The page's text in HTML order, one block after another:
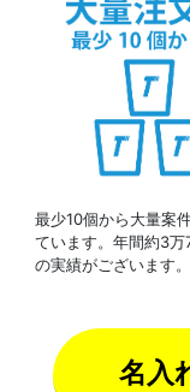
最少10個から大量案
ています。年間約3万
の実績がございます。
名入